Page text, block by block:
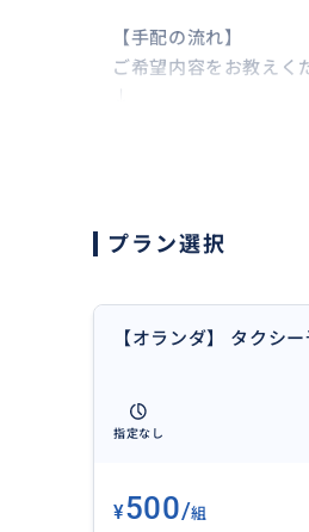
【手配の流れ】
ご希望内容をお教えく
ご予約の場合…
ご予約の場合は当日繋
↓
当日繋がる日本語ライ
予約代：返金不可
プラン選択
【オランダ】 タクシ
指定なし
¥500/組